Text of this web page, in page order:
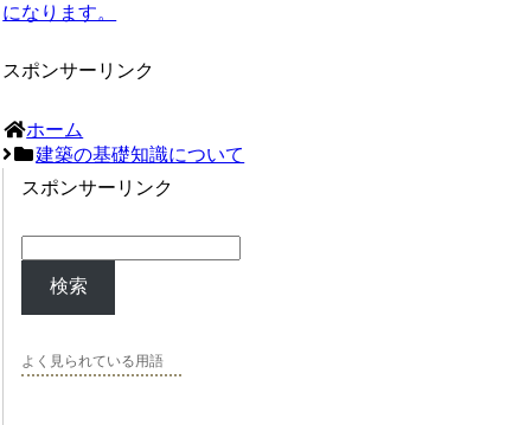
になります。
スポンサーリンク
ホーム
建築の基礎知識について
スポンサーリンク
検索
よく見られている用語